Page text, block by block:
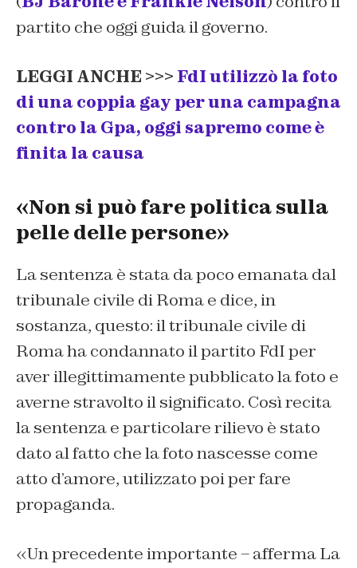
partito che oggi guida il governo.
LEGGI ANCHE >>> FdI utilizzò la foto
di una coppia gay per una campagna
contro la Gpa, oggi sapremo come è
finita la causa
«Non si può fare politica sulla
pelle delle persone»
La sentenza è stata da poco emanata dal
tribunale civile di Roma e dice, in
sostanza, questo: il tribunale civile di
Roma ha condannato il partito FdI per
aver illegittimamente pubblicato la foto e
averne stravolto il significato. Così recita
la sentenza e particolare rilievo è stato
dato al fatto che la foto nascesse come
atto d’amore, utilizzato poi per fare
propaganda.
«Un precedente importante – afferma La